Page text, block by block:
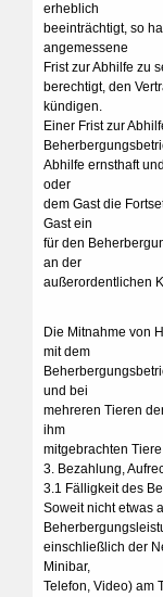
erheblich
beeinträchtigt, so
angemessene
Frist zur Abhilfe zu
berechtigt, den
kündigen.
Einer Frist zur
Abhilfe ernsthaft
oder
dem Gast die
Gast ein
für den
an der
außerordentlichen
Die Mitnahme von
mit dem
und bei
mehreren Tieren
ihm
mitgebrachten
3. Bezahlung,
3.1 Fälligkeit des
Soweit nicht etwas
einschließlich der
Minibar,
Telefon, Video) am